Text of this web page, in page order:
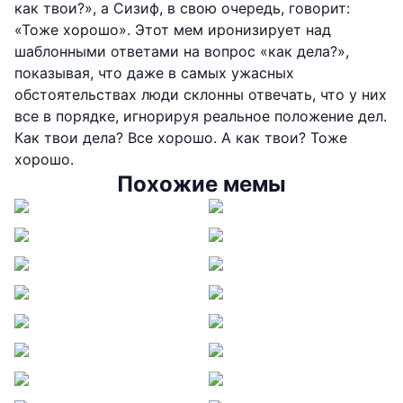
как твои?», а Сизиф, в свою очередь, говорит:
«Тоже хорошо». Этот мем иронизирует над
шаблонными ответами на вопрос «как дела?»,
показывая, что даже в самых ужасных
обстоятельствах люди склонны отвечать, что у них
все в порядке, игнорируя реальное положение дел.
Как твои дела? Все хорошо. А как твои? Тоже
хорошо.
Похожие мемы